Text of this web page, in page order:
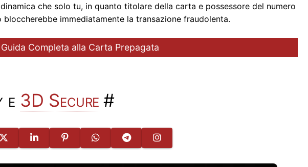
che solo tu, in quanto titolare della carta e possessore del numero
immediatamente la transazione fraudolenta.
Completa alla Carta Prepagata
e 3D Secure #